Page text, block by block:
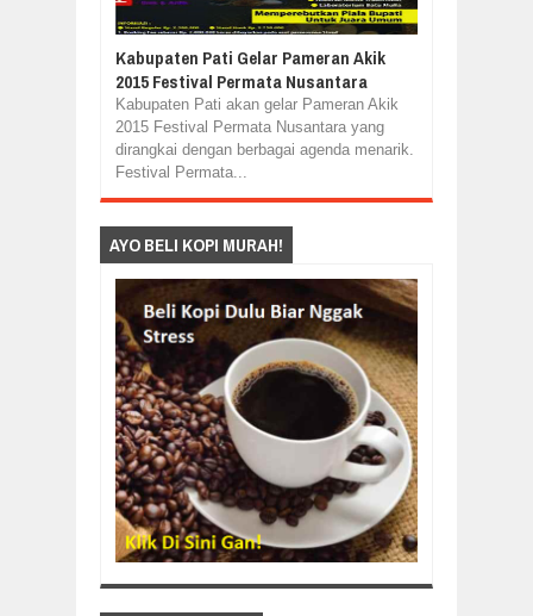
Kabupaten Pati Gelar Pameran Akik
2015 Festival Permata Nusantara
Kabupaten Pati akan gelar Pameran Akik
2015 Festival Permata Nusantara yang
dirangkai dengan berbagai agenda menarik.
Festival Permata...
AYO BELI KOPI MURAH!